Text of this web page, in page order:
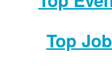
Top